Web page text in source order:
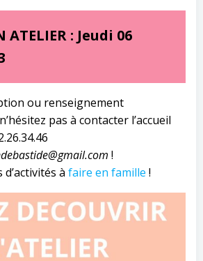
ATELIER : Jeudi 06
ou renseignement
pas à contacter l’accueil
!
à faire en famille !